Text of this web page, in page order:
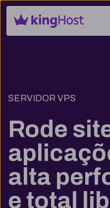
SERVIDOR VPS
Rode
alta
e total